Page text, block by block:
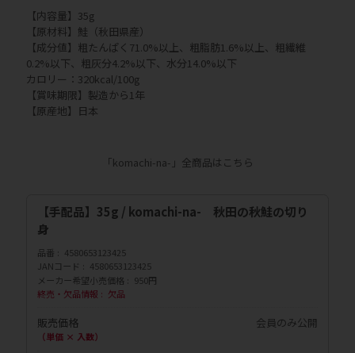
【内容量】35g
【原材料】鮭（秋田県産）
【成分値】粗たんぱく71.0%以上、粗脂肪1.6%以上、粗繊維
0.2%以下、粗灰分4.2%以下、水分14.0%以下
カロリー：320kcal/100g
【賞味期限】製造から1年
【原産地】日本
「komachi-na-」全商品はこちら
【手配品】35g / komachi-na- 秋田の秋鮭の切り
身
品番
4580653123425
JANコード
4580653123425
メーカー希望小売価格
950円
終売・欠品情報
欠品
販売価格
（単価 × 入数）
会員のみ公開